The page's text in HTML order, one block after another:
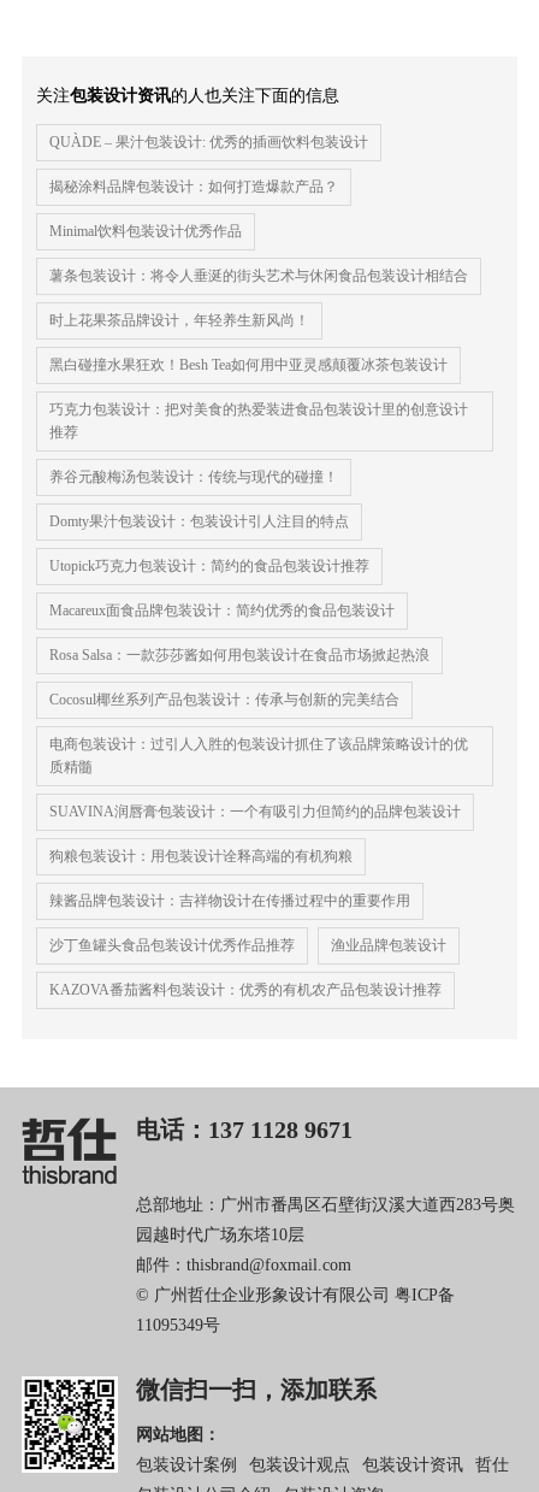
关注包装设计资讯的人也关注下面的信息
QUÀDE – 果汁包装设计: 优秀的插画饮料包装设计
揭秘涂料品牌包装设计：如何打造爆款产品？
Minimal饮料包装设计优秀作品
薯条包装设计：将令人垂涎的街头艺术与休闲食品包装设计相结合
时上花果茶品牌设计，年轻养生新风尚！
黑白碰撞水果狂欢！Besh Tea如何用中亚灵感颠覆冰茶包装设计
巧克力包装设计：把对美食的热爱装进食品包装设计里的创意设计
推荐
养谷元酸梅汤包装设计：传统与现代的碰撞！
Domty果汁包装设计：包装设计引人注目的特点
Utopick巧克力包装设计：简约的食品包装设计推荐
Macareux面食品牌包装设计：简约优秀的食品包装设计
Rosa Salsa：一款莎莎酱如何用包装设计在食品市场掀起热浪
Cocosul椰丝系列产品包装设计：传承与创新的完美结合
电商包装设计：过引人入胜的包装设计抓住了该品牌策略设计的优
质精髓
SUAVINA润唇膏包装设计：一个有吸引力但简约的品牌包装设计
狗粮包装设计：用包装设计诠释高端的有机狗粮
辣酱品牌包装设计：吉祥物设计在传播过程中的重要作用
沙丁鱼罐头食品包装设计优秀作品推荐 渔业品牌包装设计
KAZOVA番茄酱料包装设计：优秀的有机农产品包装设计推荐
电话：137 1128 9671
总部地址：广州市番禺区石壁街汉溪大道西283号奥
园越时代广场东塔10层
邮件：thisbrand@foxmail.com
© 广州哲仕企业形象设计有限公司 粤ICP备
11095349号
微信扫一扫，添加联系
网站地图：
包装设计案例
包装设计观点 包装设计资讯
哲仕